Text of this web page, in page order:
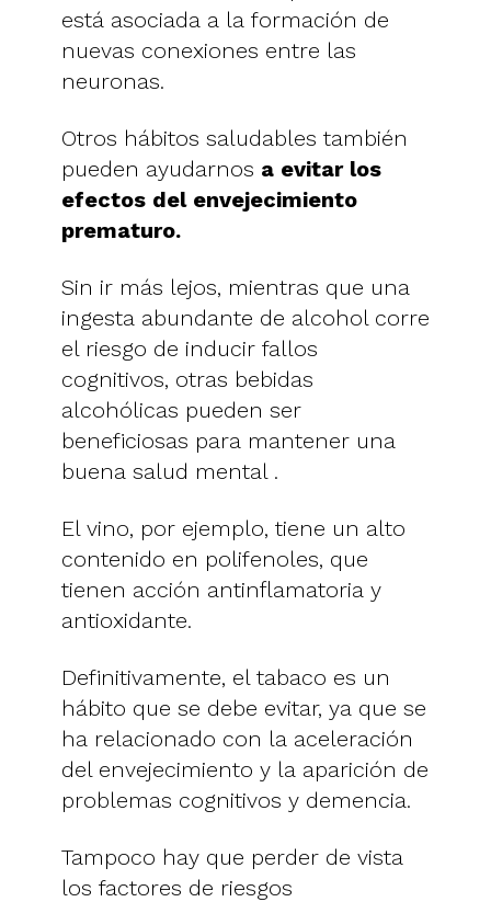
está asociada a la formación de
nuevas conexiones entre las
neuronas.
Otros hábitos saludables también
pueden ayudarnos a evitar los
efectos del envejecimiento
prematuro.
Sin ir más lejos, mientras que una
ingesta abundante de alcohol corre
el riesgo de inducir fallos
cognitivos, otras bebidas
alcohólicas pueden ser
beneficiosas para mantener una
buena salud mental .
El vino, por ejemplo, tiene un alto
contenido en polifenoles, que
tienen acción antinflamatoria y
antioxidante.
Definitivamente, el tabaco es un
hábito que se debe evitar, ya que se
ha relacionado con la aceleración
del envejecimiento y la aparición de
problemas cognitivos y demencia.
Tampoco hay que perder de vista
los factores de riesgos